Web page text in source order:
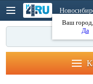
Ваш
Да